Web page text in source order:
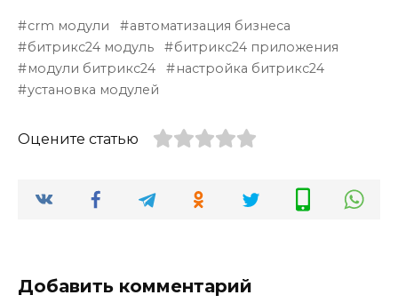
crm модули
автоматизация бизнеса
битрикс24 модуль
битрикс24 приложения
модули битрикс24
настройка битрикс24
установка модулей
Оцените статью
Добавить комментарий